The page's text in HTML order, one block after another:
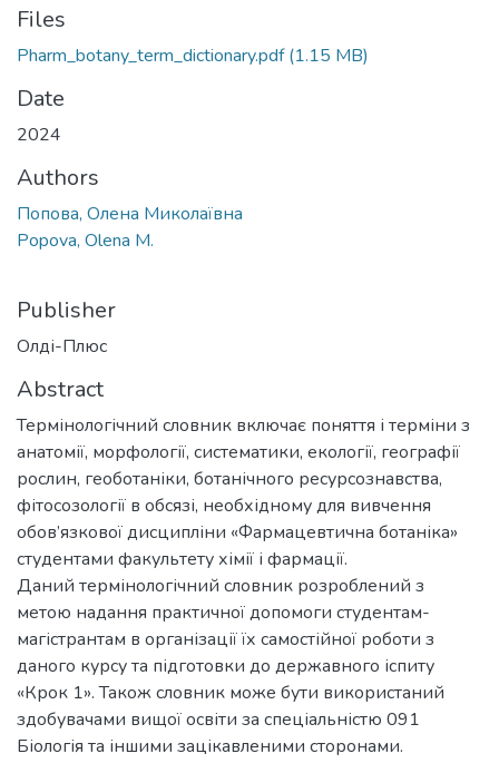
Files
Pharm_botany_term_dictionary.pdf(1.15 MB)
Date
2024
Authors
Попова, Олена Миколаївна
Popova, Olena M.
Publisher
Олді-Плюс
Abstract
Термінологічний словник включає поняття і терміни з
анатомії, морфології, систематики, екології, географії
рослин, геоботаніки, ботанічного ресурсознавства,
фітосозології в обсязі, необхідному для вивчення
обов’язкової дисципліни «Фармацевтична ботаніка»
студентами факультету хімії і фармації.
Даний термінологічний словник розроблений з
метою надання практичної допомоги студентам-
магістрантам в організації їх самостійної роботи з
даного курсу та підготовки до державного іспиту
«Крок 1». Також словник може бути використаний
здобувачами вищої освіти за спеціальністю 091
Біологія та іншими зацікавленими сторонами.